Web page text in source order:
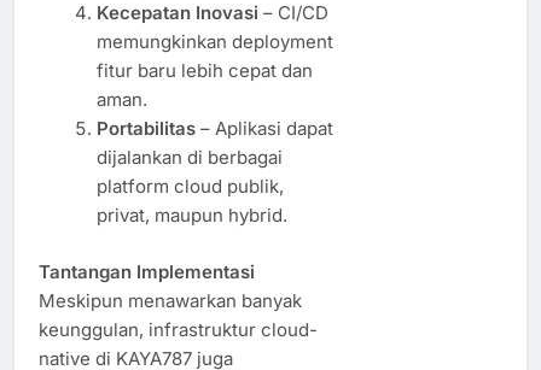
Kecepatan Inovasi – CI/CD
memungkinkan deployment
fitur baru lebih cepat dan
aman.
Portabilitas– Aplikasi dapat
dijalankan di berbagai
platform cloud publik,
privat, maupun hybrid.
Tantangan Implementasi
Meskipun menawarkan banyak
keunggulan, infrastruktur cloud-
native di KAYA787 juga